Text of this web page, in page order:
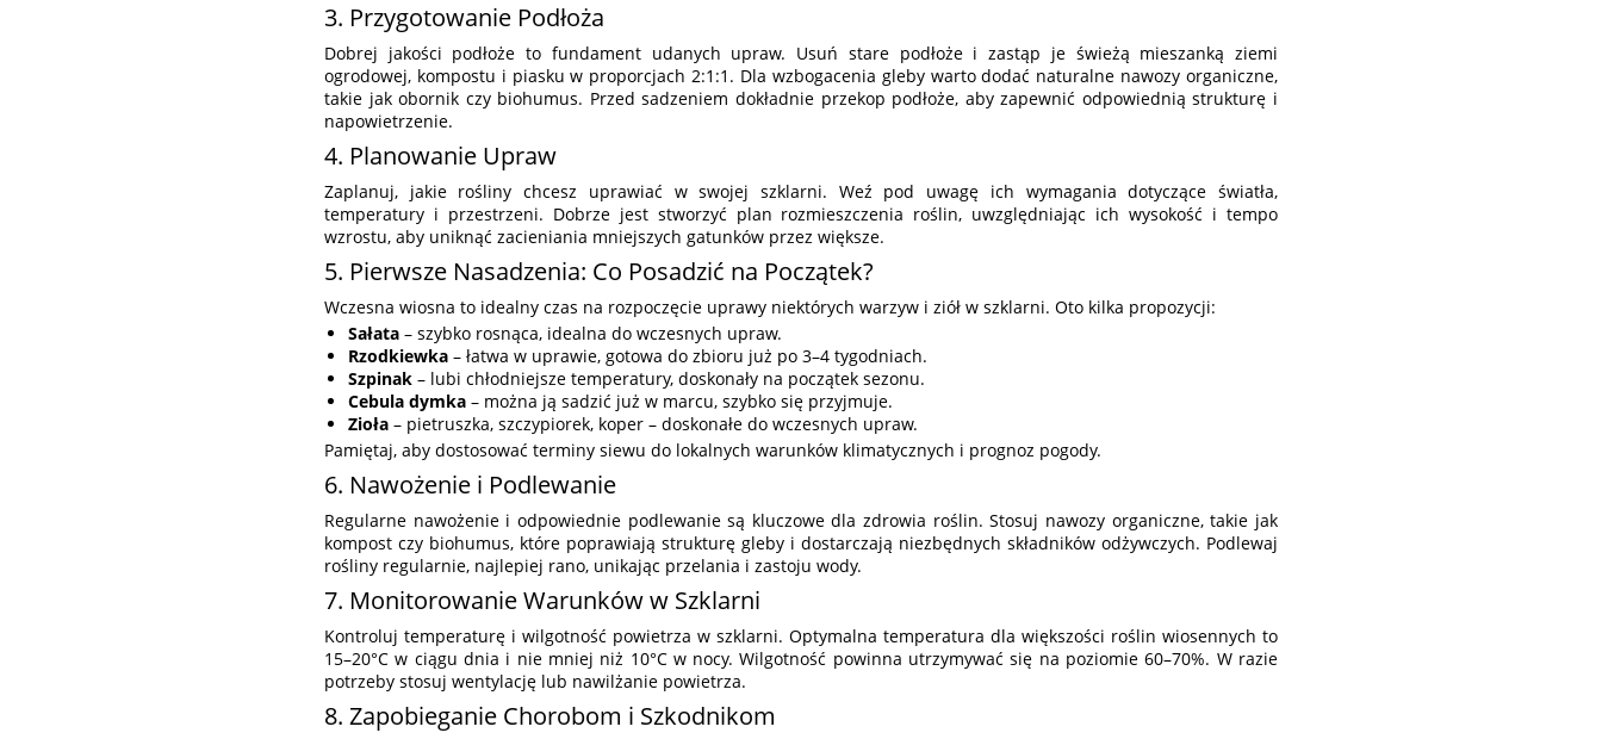
3. Przygotowanie Podłoża
Dobrej jakości podłoże to fundament udanych upraw. Usuń stare podłoże i zastąp je świeżą mieszanką ziemi
ogrodowej, kompostu i piasku w proporcjach 2:1:1. Dla wzbogacenia gleby warto dodać naturalne nawozy organiczne,
takie jak obornik czy biohumus. Przed sadzeniem dokładnie przekop podłoże, aby zapewnić odpowiednią strukturę i
napowietrzenie.
4. Planowanie Upraw
Zaplanuj, jakie rośliny chcesz uprawiać w swojej szklarni. Weź pod uwagę ich wymagania dotyczące światła,
temperatury i przestrzeni. Dobrze jest stworzyć plan rozmieszczenia roślin, uwzględniając ich wysokość i tempo
wzrostu, aby uniknąć zacieniania mniejszych gatunków przez większe.
5. Pierwsze Nasadzenia: Co Posadzić na Początek?
Wczesna wiosna to idealny czas na rozpoczęcie uprawy niektórych warzyw i ziół w szklarni. Oto kilka propozycji:
Sałata – szybko rosnąca, idealna do wczesnych upraw.
Rzodkiewka – łatwa w uprawie, gotowa do zbioru już po 3–4 tygodniach.
Szpinak – lubi chłodniejsze temperatury, doskonały na początek sezonu.
Cebula dymka – można ją sadzić już w marcu, szybko się przyjmuje.
Zioła – pietruszka, szczypiorek, koper – doskonałe do wczesnych upraw.
Pamiętaj, aby dostosować terminy siewu do lokalnych warunków klimatycznych i prognoz pogody.
6. Nawożenie i Podlewanie
Regularne nawożenie i odpowiednie podlewanie są kluczowe dla zdrowia roślin. Stosuj nawozy organiczne, takie jak
kompost czy biohumus, które poprawiają strukturę gleby i dostarczają niezbędnych składników odżywczych. Podlewaj
rośliny regularnie, najlepiej rano, unikając przelania i zastoju wody.
7. Monitorowanie Warunków w Szklarni
Kontroluj temperaturę i wilgotność powietrza w szklarni. Optymalna temperatura dla większości roślin wiosennych to
15–20°C w ciągu dnia i nie mniej niż 10°C w nocy. Wilgotność powinna utrzymywać się na poziomie 60–70%. W razie
potrzeby stosuj wentylację lub nawilżanie powietrza.
8. Zapobieganie Chorobom i Szkodnikom